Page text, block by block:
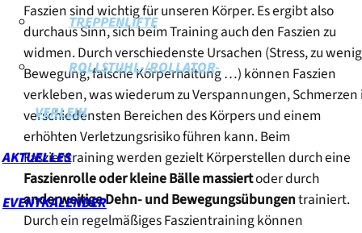
TREPPENLIFTE
ROLLSTUHL-/ROLLATOR-
VERLEIH
AKTUELLES
EVENTKALENDER
Faszien sind wichtig für unseren Körper. Es ergibt also
durchaus Sinn, sich beim Training auch den Faszien zu
widmen. Durch verschiedenste Ursachen (Stress, zu wenig
Bewegung, falsche Körperhaltung …) können Faszien
verkleben, was wiederum zu Verspannungen, Schmerzen
verschiedensten Bereichen des Körpers und einem
erhöhten Verletzungsrisiko führen kann. Beim
Faszientraining werden gezielt Körperstellen durch eine
Faszienrolle oder kleine Bälle massiertoder durch
anderweitige Dehn- und Bewegungsübungentrainiert.
Durch ein regelmäßiges Faszientraining können